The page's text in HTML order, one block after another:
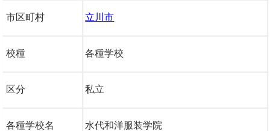
市区町村 立川市
校種 各種学校
区分 私立
各種学校名 水代和洋服装学院